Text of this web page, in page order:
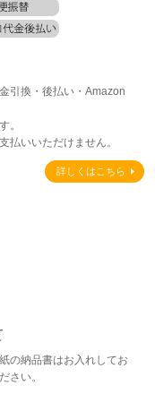
引換・後払い・Amazon
。
払いいただけません。
詳しくはこちら
の納品書はお入れしてお
さい。